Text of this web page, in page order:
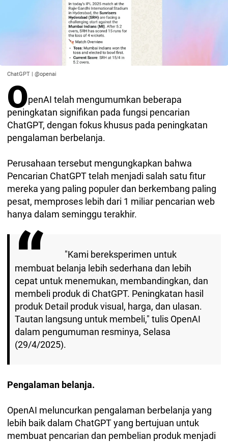
ChatGPT | @openai
OpenAI telah mengumumkan beberapa
peningkatan signifikan pada fungsi pencarian
ChatGPT, dengan fokus khusus pada peningkatan
pengalaman berbelanja.
Perusahaan tersebut mengungkapkan bahwa
Pencarian ChatGPT telah menjadi salah satu fitur
mereka yang paling populer dan berkembang paling
pesat, memproses lebih dari 1 miliar pencarian web
hanya dalam seminggu terakhir.
"Kami bereksperimen untuk
membuat belanja lebih sederhana dan lebih
cepat untuk menemukan, membandingkan, dan
membeli produk di ChatGPT. Peningkatan hasil
produk Detail produk visual, harga, dan ulasan.
Tautan langsung untuk membeli," tulis OpenAI
dalam pengumuman resminya, Selasa
(29/4/2025).
Pengalaman belanja.
OpenAI meluncurkan pengalaman berbelanja yang
lebih baik dalam ChatGPT yang bertujuan untuk
membuat pencarian dan pembelian produk menjadi